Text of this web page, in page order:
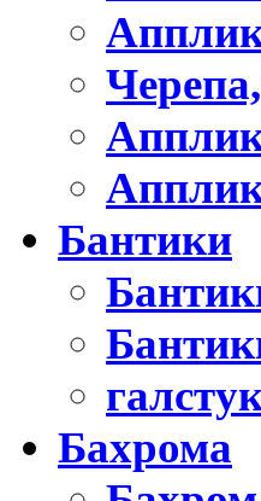
Бантики
Бахрома